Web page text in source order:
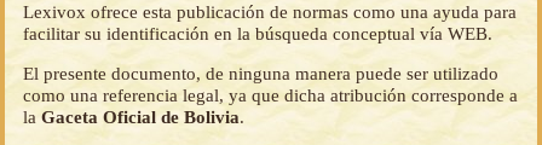
Lexivox ofrece esta publicación de normas como una ayuda para
facilitar su identificación en la búsqueda conceptual vía WEB.
El presente documento, de ninguna manera puede ser utilizado
como una referencia legal, ya que dicha atribución corresponde a
laGaceta Oficial de Bolivia.